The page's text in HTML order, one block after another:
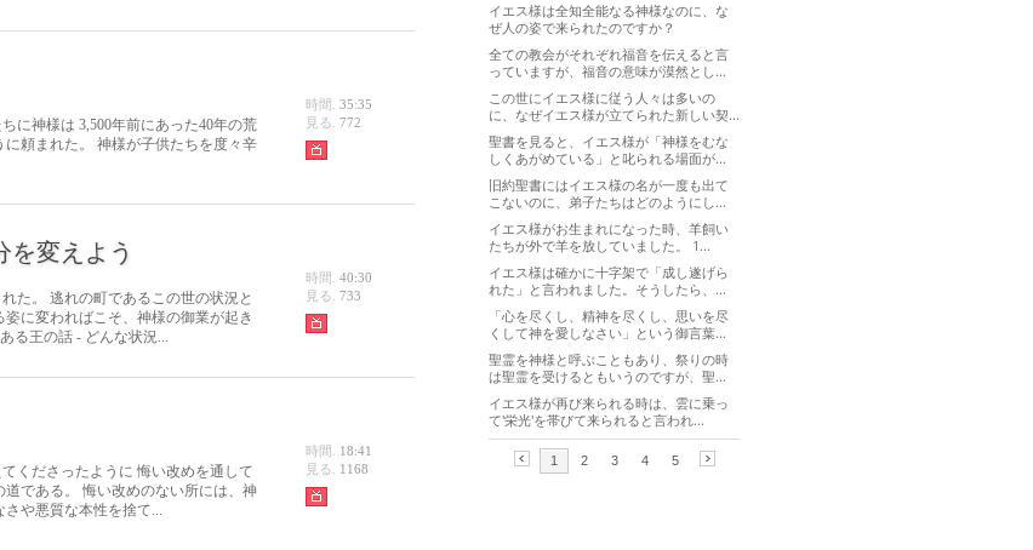
に神様は 3,500年前にあった40年の荒
頼まれた。 神様が子供たちを度々辛
時間. 35:35
見る. 772
を変えよう
た。 逃れの町であるこの世の状況と
に変わればこそ、神様の御業が起き
る王の話 - どんな状況...
時間. 40:30
見る. 733
くださったように 悔い改めを通して
である。 悔い改めのない所には、神
や悪質な本性を捨て...
時間. 18:41
見る. 1168